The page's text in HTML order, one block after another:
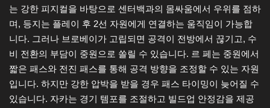
는 강한 피지컬을 바탕으로 센터백과의 몸싸움에서 우위를 점하
며, 등지는 플레이 후 2선 자원에게 연결하는 움직임이 가능합
니다. 그러나 브로베이가 고립되면 공격이 전방에서 끊기고, 수
비 전환의 부담이 중원으로 쏠릴 수 있습니다. 르 페는 중원에서
짧은 패스와 전진 패스를 통해 공격 방향을 조정할 수 있는 자원
입니다. 하지만 강한 압박을 받을 경우 패스 타이밍이 늦어질 수
있습니다. 자카는 경기 템포를 조절하고 빌드업 안정감을 제공